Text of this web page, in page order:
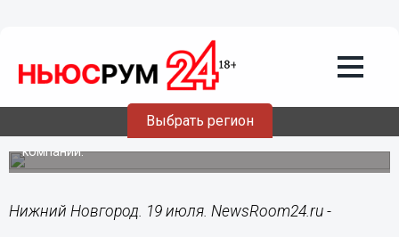
Выбрать регион
Tele2 улучшила условия
международного роуминга для
россиян в Турции
Это направление стало самым популярным у клиентов
компании.
Нижний Новгород. 19 июля. NewsRoom24.ru -